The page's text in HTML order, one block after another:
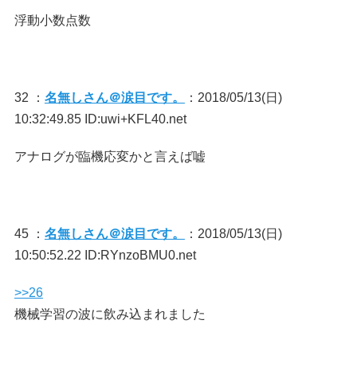
浮動小数点数
32 ： 名無しさん＠涙目です。
：2018/05/13(日)
10:32:49.85 ID:uwi+KFL40.net
アナログが臨機応変かと言えば嘘
45 ： 名無しさん＠涙目です。
：2018/05/13(日)
10:50:52.22 ID:RYnzoBMU0.net
>>26
機械学習の波に飲み込まれました